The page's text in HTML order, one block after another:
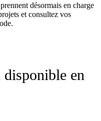
désormais en charge
et consultez vos
disponible en